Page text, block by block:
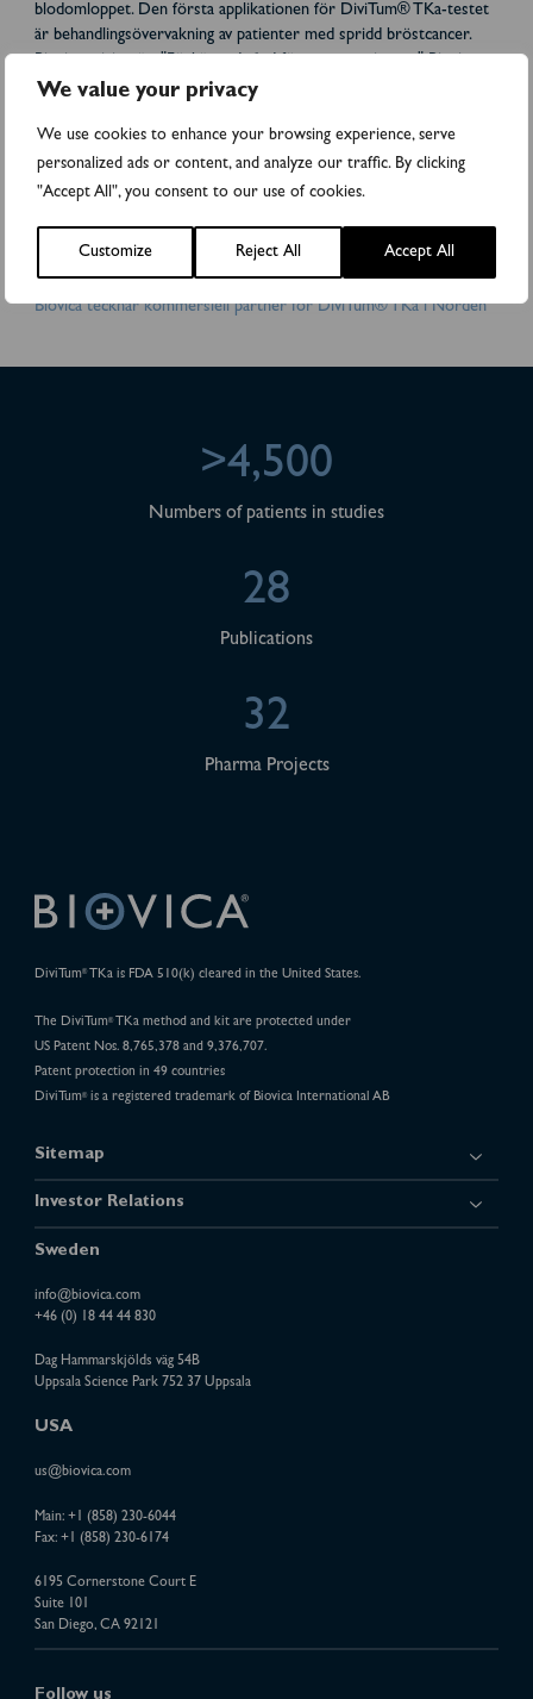
We value your privacy
We use cookies to enhance your browsing experience, serve
personalized ads or content, and analyze our traffic. By clicking
"Accept All", you consent to our use of cookies.
Customize Reject All Accept All
blodomloppet. Den första applikationen för DiviTum® TKa-testet
är behandlingsövervakning av patienter med spridd bröstcancer.
samarbetar med världsledande cancerinstitut och
godkännande i USA och är CE-märkt i EU. Biovicas aktier handlas
på Nasdaq First North Premier Growth Market (BIOVIC B).
FNCA Sweden AB är företagets Certified Adviser. För mer
Biovica tecknar kommersiell partner för DiviTum® TKa i Norden
>4,500
Numbers of patients in studies
28
Publications
32
Pharma Projects
DiviTum®TKa is FDA 510(k) cleared in the United States.
The DiviTum®TKa method and kit are protected under
US Patent Nos. 8,765,378 and 9,376,707.
Patent protection in 49 countries
DiviTum®is a registered trademark of Biovica International AB
Sitemap
Investor Relations
Sweden
info@biovica.com
+46 (0) 18 44 44 830
Dag Hammarskjölds väg 54B
Uppsala Science Park 752 37 Uppsala
USA
us@biovica.com
Main: +1 (858) 230-6044
Fax: +1 (858) 230-6174
6195 Cornerstone Court E
Suite 101
San Diego, CA 92121